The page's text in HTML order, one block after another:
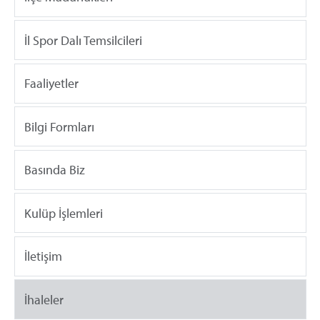
İl Spor Dalı Temsilcileri
Faaliyetler
Bilgi Formları
Basında Biz
Kulüp İşlemleri
İletişim
İhaleler